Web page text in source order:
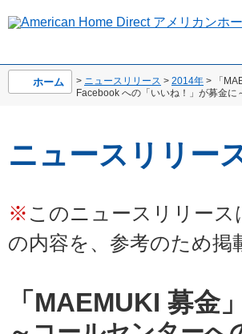
ホーム > ニュースリリース > 2014年 > 「
Facebook への「いいね！」が募金に
ニュースリリー
※ このニュースリリー
の内容を、参考のため掲
「MAEMUKI 募金